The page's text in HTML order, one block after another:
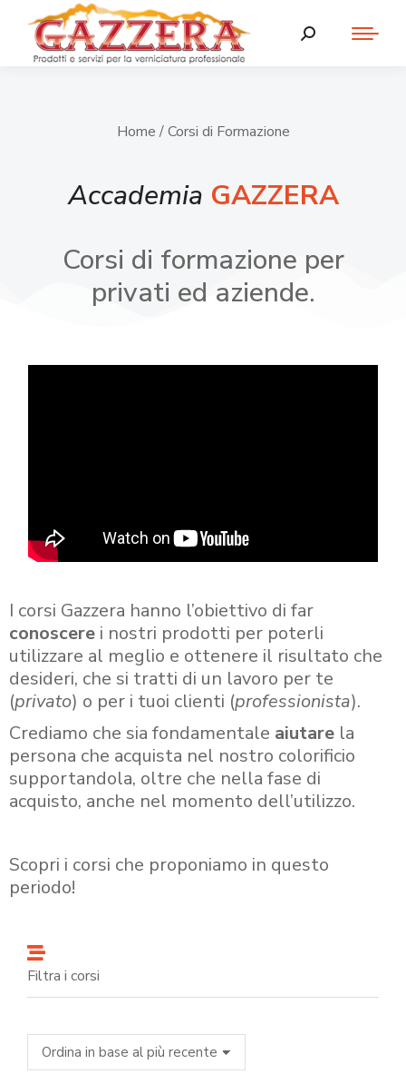
Home / Corsi di Formazione
Accademia GAZZERA
Corsi di formazione per
privati ed aziende.
I corsi Gazzera hanno l’obiettivo di far
conoscere i nostri prodotti per poterli
utilizzare al meglio e ottenere il risultato che
desideri, che si tratti di un lavoro per te
(privato) o per i tuoi clienti (professionista).
Crediamo che sia fondamentale aiutare la
persona che acquista nel nostro colorificio
supportandola, oltre che nella fase di
acquisto, anche nel momento dell’utilizzo.
Scopri i corsi che proponiamo in questo
periodo!
Filtra i corsi